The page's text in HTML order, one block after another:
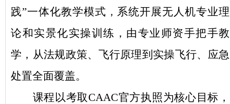
践”一体化教学模式，系统开展无人机专业理
论和实景化实操训练，由专业师资手把手教
学，从法规政策、飞行原理到实操飞行、应急
处置全面覆盖。
课程以考取CAAC官方执照为核心目标，